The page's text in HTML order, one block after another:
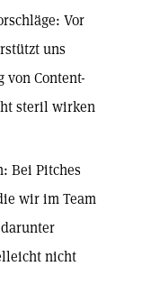
Vor
uns
Content-
steril wirken
Bei Pitches
wir im Team
nicht